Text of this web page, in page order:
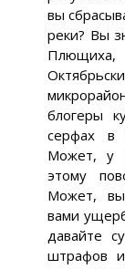
вы
реки? Вы
блогеры
серфах в
Может, у
этому
Может, вы
вами
давайте
штрафов